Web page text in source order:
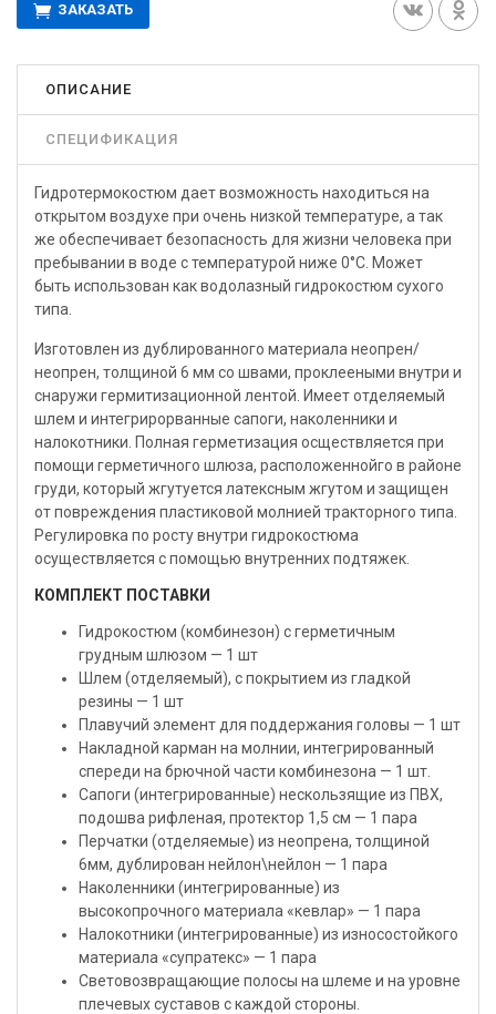
ЗАКАЗАТЬ
ОПИСАНИЕ
СПЕЦИФИКАЦИЯ
Гидротермокостюм дает возможность находиться на
открытом воздухе при очень низкой температуре, а так
же обеспечивает безопасность для жизни человека при
пребывании в воде с температурой ниже 0°С. Может
быть использован как водолазный гидрокостюм сухого
типа.
Изготовлен из дублированного материала неопрен/
неопрен, толщиной 6 мм со швами, проклееными внутри и
снаружи гермитизационной лентой. Имеет отделяемый
шлем и интегрирорванные сапоги, наколенники и
налокотники. Полная герметизация осществляется при
помощи герметичного шлюза, расположеннойго в районе
груди, который жгутуется латексным жгутом и защищен
от повреждения пластиковой молнией тракторного типа.
Регулировка по росту внутри гидрокостюма
осуществляется с помощью внутренних подтяжек.
КОМПЛЕКТ ПОСТАВКИ
Гидрокостюм (комбинезон) с герметичным
грудным шлюзом — 1 шт
Шлем (отделяемый), с покрытием из гладкой
резины — 1 шт
Плавучий элемент для поддержания головы — 1 шт
Накладной карман на молнии, интегрированный
спереди на брючной части комбинезона — 1 шт.
Сапоги (интегрированные) нескользящие из ПВХ,
подошва рифленая, протектор 1,5 см — 1 пара
Перчатки (отделяемые) из неопрена, толщиной
6мм, дублирован нейлон\нейлон — 1 пара
Наколенники (интегрированные) из
высокопрочного материала «кевлар» — 1 пара
Налокотники (интегрированные) из износостойкого
материала «супратекс» — 1 пара
Световозвращающие полосы на шлеме и на уровне
плечевых суставов с каждой стороны.